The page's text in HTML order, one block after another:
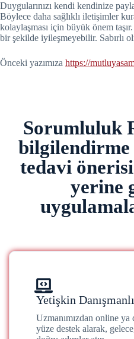
Duygularınızı kendi kendinize
Böylece daha sağlıklı iletişimler
kolaylaşması için büyük önem
bir şekilde iyileşmeyebilir. Sabırlı
Önceki yazımıza https://
Sorumluluk
bilgilendirme
tedavi
yerine
Yetişkin
Uzmanımızdan online ya
yüze destek alarak,